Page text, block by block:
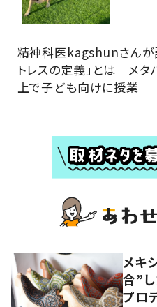
精神科医kagshunさんが
トレスの定義」とは メタ
上で子ども向けに授業
メキ
合”
プロ